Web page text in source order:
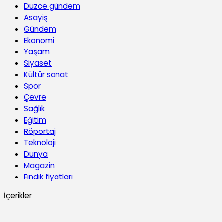
Düzce gündem
Asayiş
Gündem
Ekonomi
Yaşam
Siyaset
Kültür sanat
Spor
Çevre
Sağlık
Eğitim
Röportaj
Teknoloji
Dünya
Magazin
Fındık fiyatları
İçerikler